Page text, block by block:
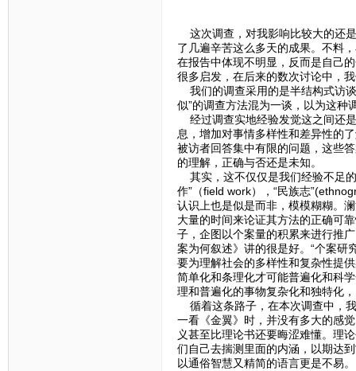
这次调查，对我影响比较大的还
了几遍辛苦这么多天的成果。不料
在报告中体现不明显，反而是自己
很多启发，在后来的数次讨论中，
我们的调查采用的是半结构式访
似”的调查方法混为一谈，以为这种
经过调查实地经验发觉这之间还
息，增加对事情多样性和差异性的
被访者回答集中有限的问题，这些
的理解，正确与否还是未知。
其实，这不仅仅是我们经验不足
作”（field work），“民族志
认识上也是似是而非，模模糊糊。
大量的时间来论证其方法的正确可
子，企图以个案量的积累来进行推
案为何叙述》讲的很是好。“个案
要为理解社会的多样性和复杂性提
简单化和条理化才可能普遍化和科
理和普遍化的事物复杂化和独特化
循着这条路子，在本次调查中，
一看《金翼》时，并没有多大的感
义甚至比理论书还要晦涩难懂。理
们自己去揣测里面的内涵，以期达
以通俗智慧又精简的语言更是不易